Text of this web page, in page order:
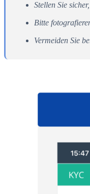
Stellen Sie
Bitte
Vermeiden Sie